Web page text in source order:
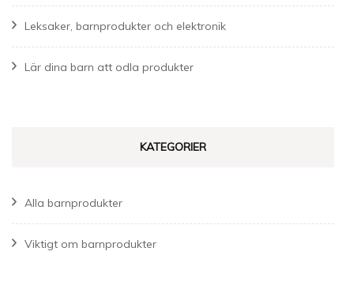
Leksaker, barnprodukter och elektronik
Lär dina barn att odla produkter
KATEGORIER
Alla barnprodukter
Viktigt om barnprodukter